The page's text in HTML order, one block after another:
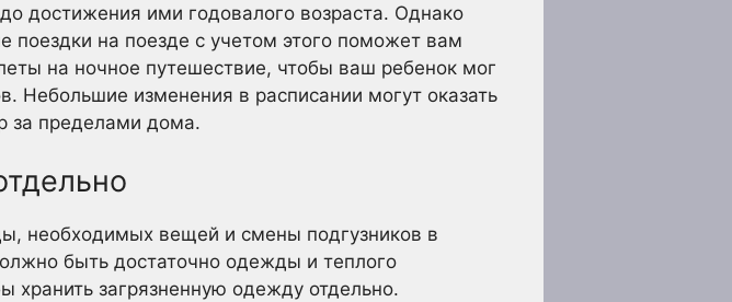
достижения ими годовалого возраста. Однако
поездки на поезде с учетом этого поможет вам
на ночное путешествие, чтобы ваш ребенок мог
Небольшие изменения в расписании могут оказать
за пределами дома.
необходимых вещей и смены подгузников в
быть достаточно одежды и теплого
хранить загрязненную одежду отдельно.